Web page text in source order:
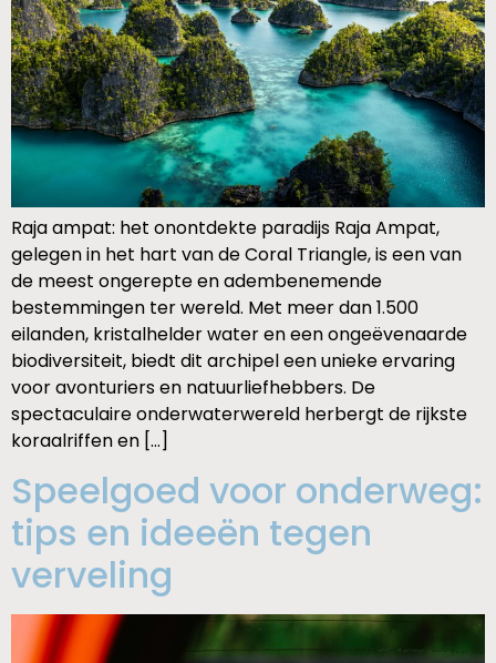
Raja ampat: het onontdekte paradijs Raja Ampat,
gelegen in het hart van de Coral Triangle, is een van
de meest ongerepte en adembenemende
bestemmingen ter wereld. Met meer dan 1.500
eilanden, kristalhelder water en een ongeëvenaarde
biodiversiteit, biedt dit archipel een unieke ervaring
voor avonturiers en natuurliefhebbers. De
spectaculaire onderwaterwereld herbergt de rijkste
koraalriffen en […]
Speelgoed voor onderweg:
tips en ideeën tegen
verveling